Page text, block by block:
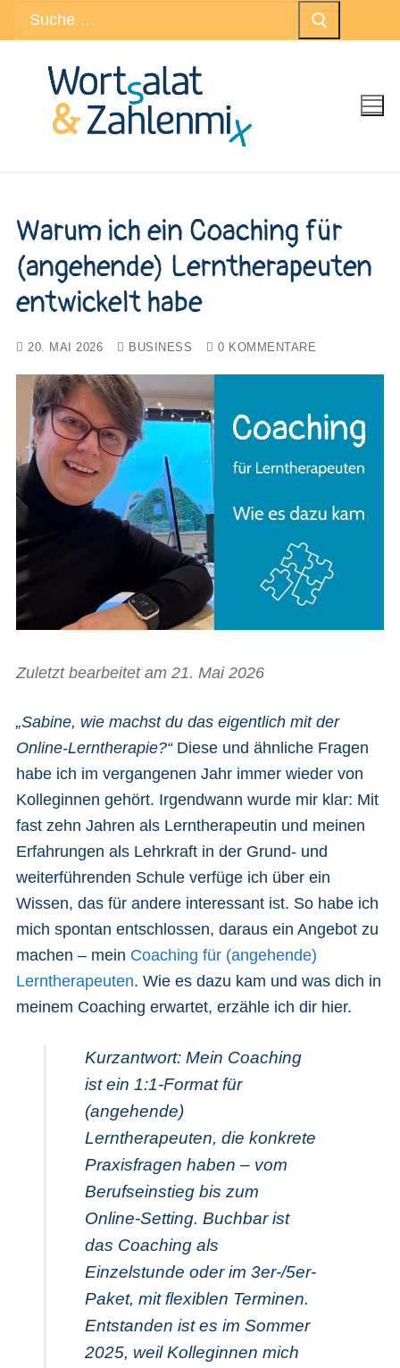
Zum
Inhalt
springen
nach:
Warum ich ein Coaching für
(angehende) Lerntherapeuten
entwickelt habe
20. MAI 2026 BUSINESS 0 KOMMENTARE
Zuletzt bearbeitet am 21. Mai 2026
„Sabine, wie machst du das eigentlich mit der
Online-Lerntherapie?“ Diese und ähnliche Fragen
habe ich im vergangenen Jahr immer wieder von
Kolleginnen gehört. Irgendwann wurde mir klar: Mit
fast zehn Jahren als Lerntherapeutin und meinen
Erfahrungen als Lehrkraft in der Grund- und
weiterführenden Schule verfüge ich über ein
Wissen, das für andere interessant ist. So habe ich
mich spontan entschlossen, daraus ein Angebot zu
machen – mein Coaching für (angehende)
Lerntherapeuten. Wie es dazu kam und was dich in
meinem Coaching erwartet, erzähle ich dir hier.
Kurzantwort:Mein Coaching
ist ein 1:1-Format für
(angehende)
Lerntherapeuten, die konkrete
Praxisfragen haben – vom
Berufseinstieg bis zum
Online-Setting. Buchbar ist
das Coaching als
Einzelstunde oder im 3er-/5er-
Paket, mit flexiblen Terminen.
Entstanden ist es im Sommer
2025, weil Kolleginnen mich